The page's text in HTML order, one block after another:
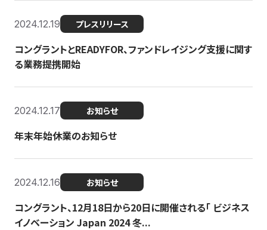
2024.12.19 プレスリリース
コングラントとREADYFOR、ファンドレイジング支援に関す
る業務提携開始
2024.12.17 お知らせ
年末年始休業のお知らせ
2024.12.16 お知らせ
コングラント、12月18日から20日に開催される「 ビジネス
イノベーション Japan 2024 冬...